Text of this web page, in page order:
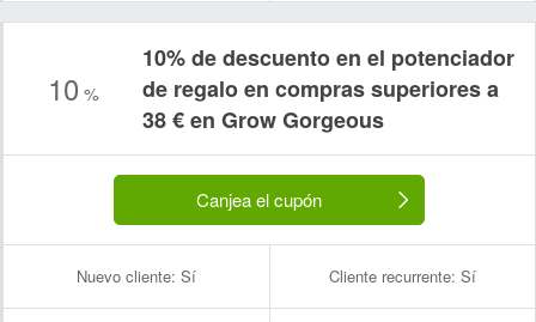
10 %
10% de descuento en el potenciador
de regalo en compras superiores a
38 € en Grow Gorgeous
Canjea el cupón
Nuevo cliente: Sí Cliente recurrente: Sí